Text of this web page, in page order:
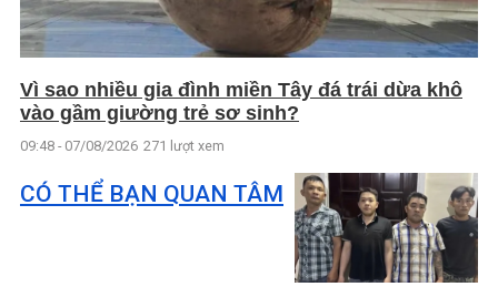
Vì sao nhiều gia đình miền Tây đá trái dừa khô
vào gầm giường trẻ sơ sinh?
09:48 - 07/08/2026 271 lượt xem
CÓ THỂ BẠN QUAN TÂM